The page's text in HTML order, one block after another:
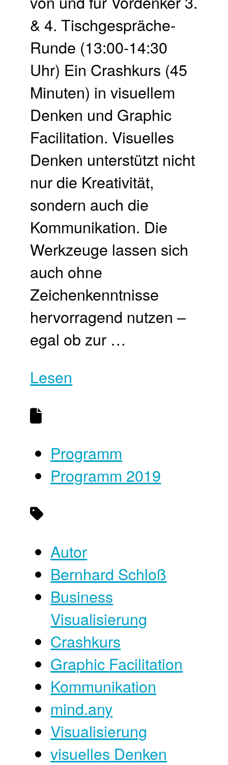
& 4. Tischgespräche-
Runde (13:00-14:30
Uhr) Ein Crashkurs (45
Minuten) in visuellem
Denken und Graphic
Facilitation. Visuelles
Denken unterstützt nicht
nur die Kreativität,
sondern auch die
Kommunikation. Die
Werkzeuge lassen sich
auch ohne
Zeichenkenntnisse
hervorragend nutzen –
egal ob zur …
Lesen
Programm
Programm 2019
Autor
Bernhard Schloß
Business
Visualisierung
Crashkurs
Graphic Facilitation
Kommunikation
mind.any
Visualisierung
visuelles Denken